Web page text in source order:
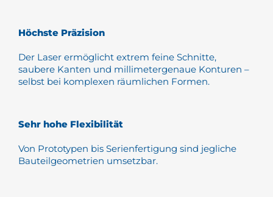
Höchste Präzision
Der Laser ermöglicht extrem feine Schnitte,
saubere Kanten und millimetergenaue Konturen –
selbst bei komplexen räumlichen Formen.
Sehr hohe Flexibilität
Von Prototypen bis Serienfertigung sind jegliche
Bauteilgeometrien umsetzbar.